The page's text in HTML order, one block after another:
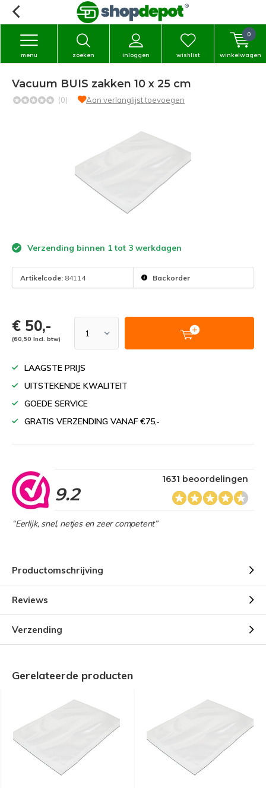
zoeken inloggen
menu wishlist winkelwagen
0
Vacuum BUIS zakken 10 x 25 cm
(0) Aan verlanglijst toevoegen
Verzending binnen 1 tot 3 werkdagen
Artikelcode: 84114 Backorder
€ 50,-
(60,50 Incl. btw)
LAAGSTE PRIJS
UITSTEKENDE KWALITEIT
GOEDE SERVICE
GRATIS VERZENDING VANAF €75,-
9.2
1631 beoordelingen
“Eerlijk, snel, netjes en zeer competent”
Productomschrijving
Reviews
Verzending
Gerelateerde producten